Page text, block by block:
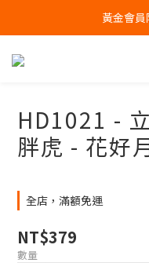
🎁
🎁
HD1021 -
胖虎 - 花好
全店，滿額免運
NT$379
數量